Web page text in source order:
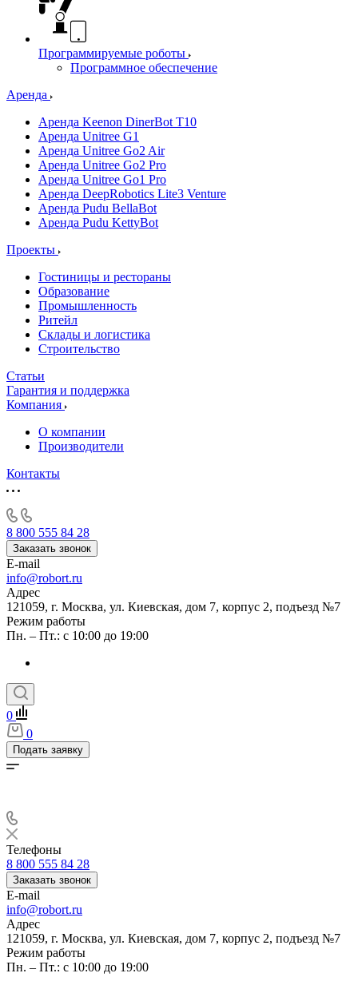
Программируемые роботы
Программное обеспечение
Аренда
Аренда Keenon DinerBot T10
Аренда Unitree G1
Аренда Unitree Go2 Air
Аренда Unitree Go2 Pro
Аренда Unitree Go1 Pro
Аренда DeepRobotics Lite3 Venture
Аренда Pudu BellaBot
Аренда Pudu KettyBot
Проекты
Гостиницы и рестораны
Образование
Промышленность
Ритейл
Склады и логистика
Строительство
Статьи
Гарантия и поддержка
Компания
О компании
Производители
Контакты
8 800 555 84 28
Заказать звонок
E-mail
info@robort.ru
Адрес
121059, г. Москва, ул. Киевская, дом 7, корпус 2, подъезд №7
Режим работы
Пн. – Пт.: с 10:00 до 19:00
0
0
Подать заявку
Телефоны
8 800 555 84 28
Заказать звонок
E-mail
info@robort.ru
Адрес
121059, г. Москва, ул. Киевская, дом 7, корпус 2, подъезд №7
Режим работы
Пн. – Пт.: с 10:00 до 19:00